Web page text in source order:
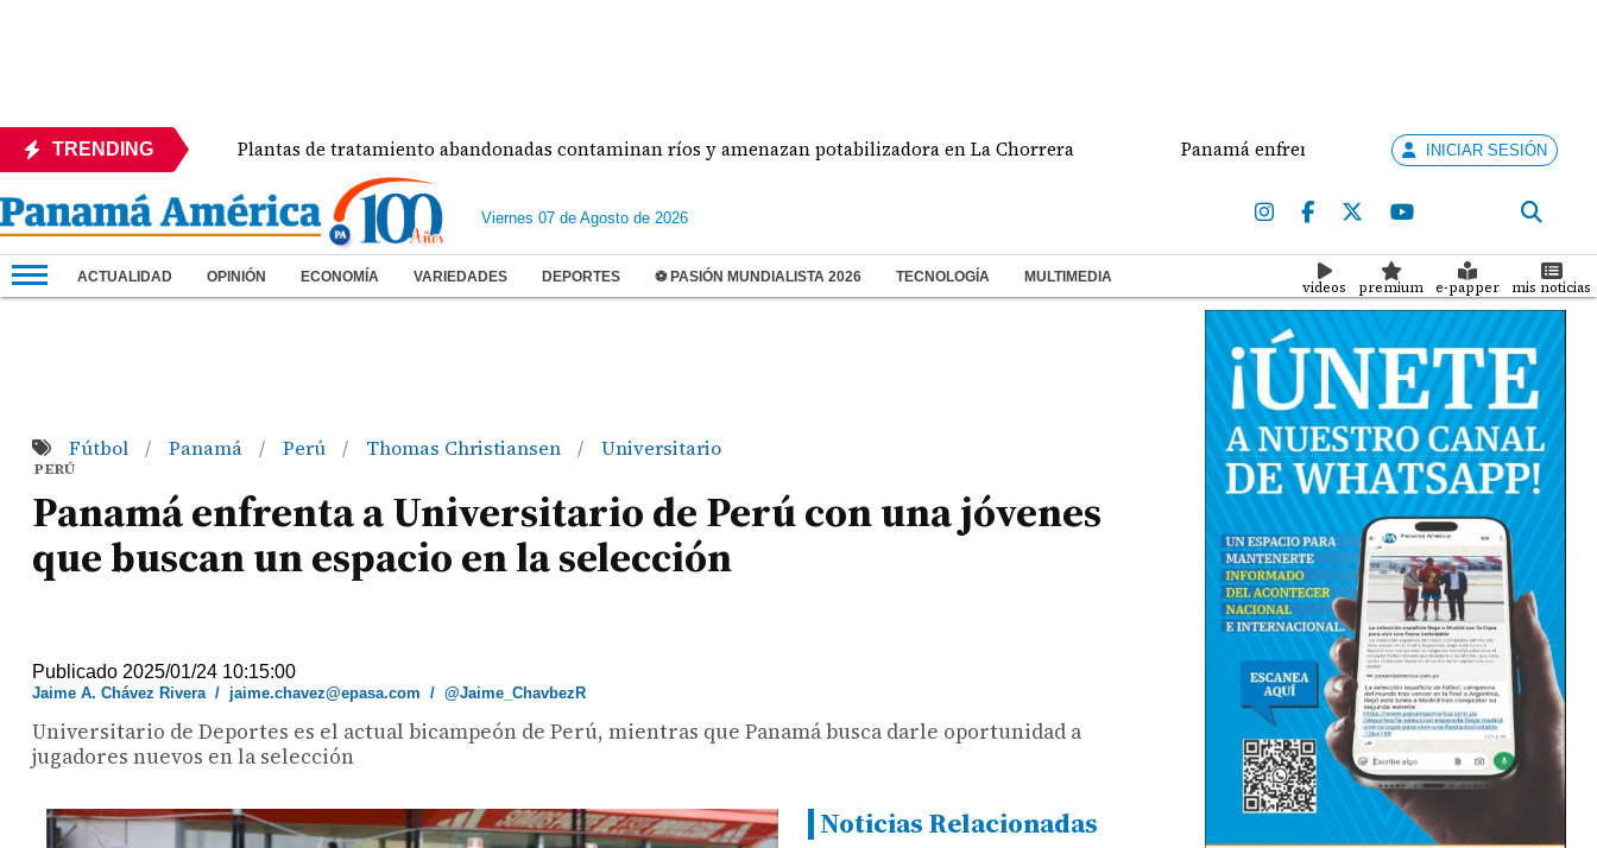
TRENDING
Día Plantas de tratamiento abandonadas contaminan ríos y amenazan potabilizadora en La Chorrera Panamá enfrenta a Nicaragua por el oro en el béisbol
INICIAR SESIÓN
Viernes 07 de Agosto de 2026
ACTUALIDAD OPINIÓN ECONOMÍA VARIEDADES DEPORTES ⚽ PASIÓN MUNDIALISTA 2026 TECNOLOGÍA MULTIMEDIA
videos premium e-papper mis noticias
Fútbol / Panamá / Perú / Thomas Christiansen / Universitario
PERÚ
Panamá enfrenta a Universitario de Perú con una jóvenes
que buscan un espacio en la selección
Publicado 2025/01/24 10:15:00
Jaime A. Chávez Rivera/ jaime.chavez@epasa.com /@Jaime_ChavbezR
Universitario de Deportes es el actual bicampeón de Perú, mientras que Panamá busca darle oportunidad a
jugadores nuevos en la selección
Noticias Relacionadas